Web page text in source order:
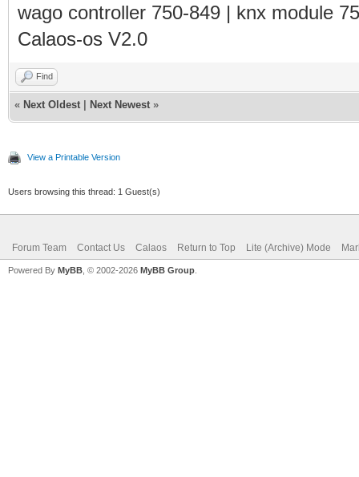
wago controller 750-849 | knx module
Calaos-os V2.0
Find
« Next Oldest Next Newest »
View a Printable Version
Users browsing this thread: 1 Guest(s)
Forum Team Contact Us Calaos Return to Top Lite (Archive) Mode
Powered By MyBB , © 2002-2026 MyBB Group